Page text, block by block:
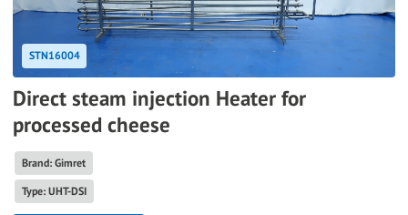
STN16004
Direct steam injection Heater for
processed cheese
Brand: Gimret
Type: UHT-DSI